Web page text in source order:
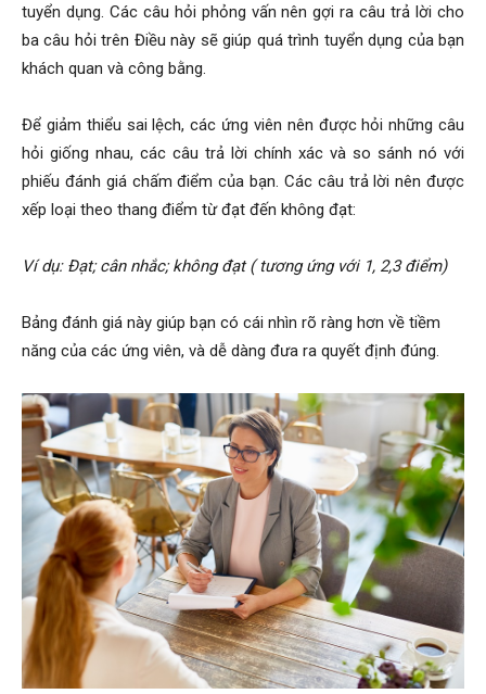
tuyển dụng. Các câu hỏi phỏng vấn nên gợi ra câu trả lời cho
ba câu hỏi trên Điều này sẽ giúp quá trình tuyển dụng của bạn
khách quan và công bằng.
Để giảm thiểu sai lệch, các ứng viên nên được hỏi những câu
hỏi giống nhau, các câu trả lời chính xác và so sánh nó với
phiếu đánh giá chấm điểm của bạn. Các câu trả lời nên được
xếp loại theo thang điểm từ đạt đến không đạt:
Ví dụ: Đạt; cân nhắc; không đạt ( tương ứng với 1, 2,3 điểm)
Bảng đánh giá này giúp bạn có cái nhìn rõ ràng hơn về tiềm
năng của các ứng viên, và dễ dàng đưa ra quyết định đúng.